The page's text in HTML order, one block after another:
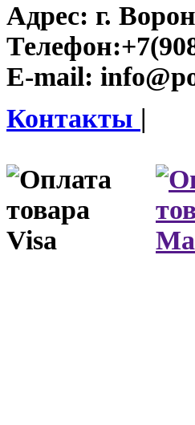
Адрес: г.
Телефон:
E-mail:
Контакты |